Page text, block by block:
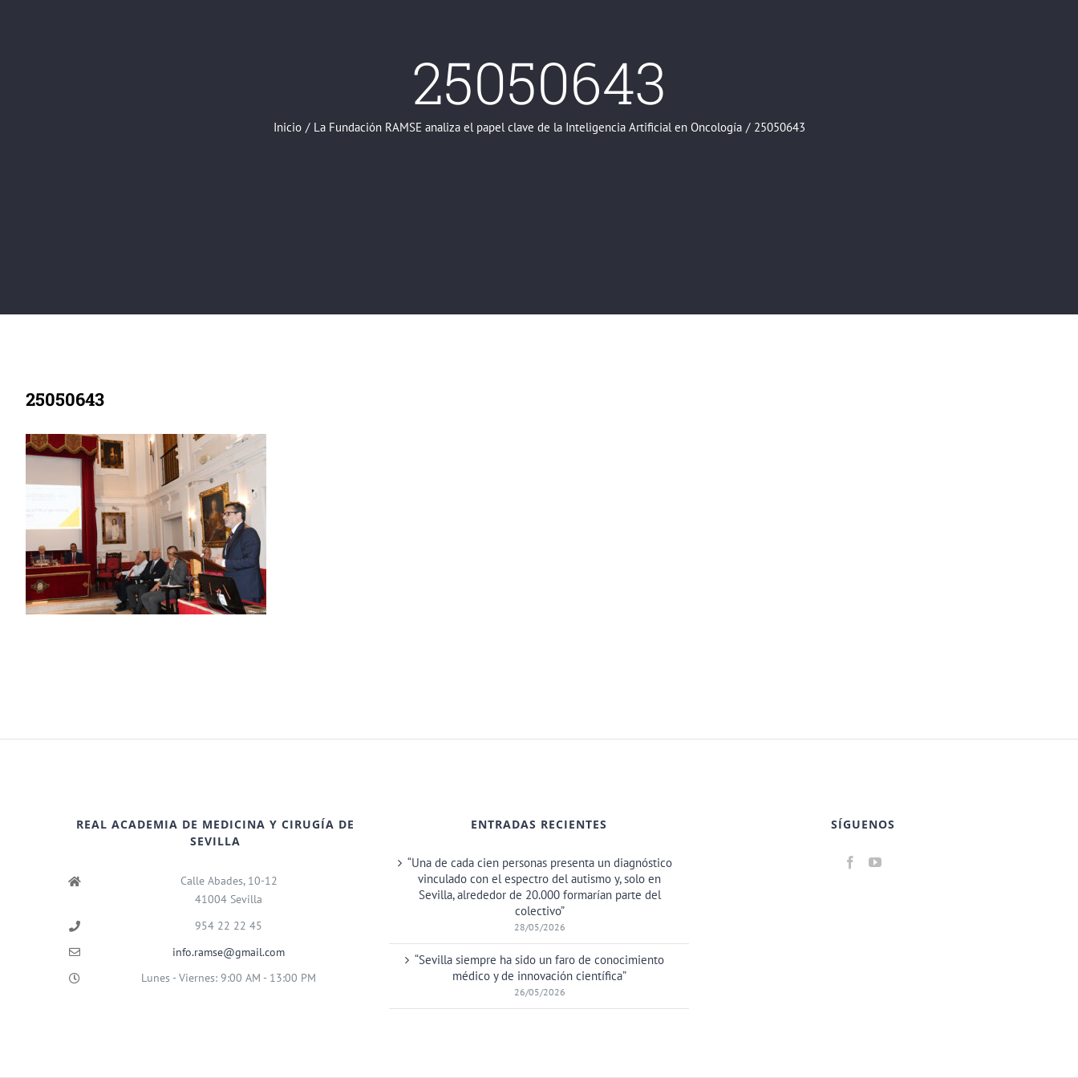
25050643
Inicio / La Fundación RAMSE analiza el papel clave de la Inteligencia Artificial en Oncología / 25050643
25050643
REAL ACADEMIA DE MEDICINA Y CIRUGÍA DE
SEVILLA
Calle Abades, 10-12
41004 Sevilla
954 22 22 45
info.ramse@gmail.com
Lunes - Viernes: 9:00 AM - 13:00 PM
ENTRADAS RECIENTES
“Una de cada cien personas presenta un diagnóstico
vinculado con el espectro del autismo y, solo en
Sevilla, alrededor de 20.000 formarían parte del
colectivo”
28/05/2026
“Sevilla siempre ha sido un faro de conocimiento
médico y de innovación científica”
26/05/2026
SÍGUENOS